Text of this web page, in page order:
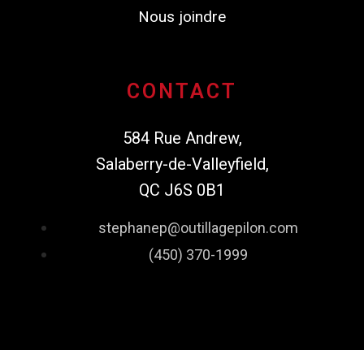
Nous joindre
CONTACT
584 Rue Andrew,
Salaberry-de-Valleyfield,
QC J6S 0B1
stephanep@outillagepilon.com
(450) 370-1999